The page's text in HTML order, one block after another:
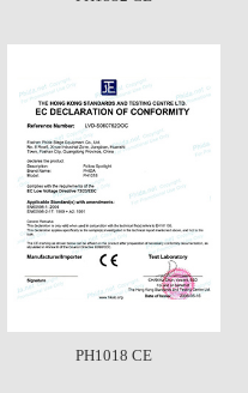
PH1018 CE